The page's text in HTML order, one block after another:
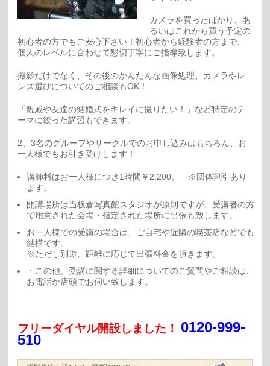
カメラを買ったばかり、あ
るいはこれから買う予定の
初心者の方でもご安心下さい！初心者から経験者の方まで、
個人のレベルに合わせて懇切丁寧にご指導致します。
撮影だけでなく、その後のかんたんな画像処理、カメラやレ
ンズ選びについてのご相談もOK！
「親戚や友達の結婚式をキレイに撮りたい！」など特定のテ
ーマに絞った講習もできます。
2、3名のグループやサークルでのお申し込みはもちろん、お
一人様でもお引き受けします！
講師料はお一人様につき1時間￥2,200。 ※団体割引あり
ます。
開講場所は当板倉写真館スタジオが原則ですが、受講者の方
で用意された会場・指定された場所に出張も致します。
お一人様での受講の場合は、ご自宅や近隣の喫茶店などでも
結構です。
※ただし別途、距離に応じて出張料金を頂きます。
・この他、受講に関する詳細についてのご質問やご相談は、
お電話か店頭でお伺い致します。
フリーダイヤル開設しました！ 0120-999-
510